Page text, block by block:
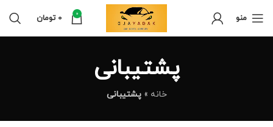
منو 0
0 تومان
پشتیبانی
خانه »پشتیبانی